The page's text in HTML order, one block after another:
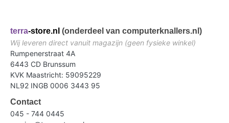
terra-store.nl (onderdeel van computerknallers.nl)
Wij leveren direct vanuit magazijn (geen fysieke winkel)
Rumpenerstraat 4A
6443 CD Brunssum
KVK Maastricht: 59095229
NL92 INGB 0006 3443 95
Contact
045 - 744 0445